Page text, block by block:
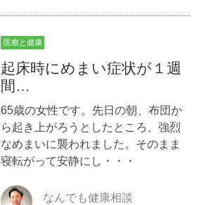
医療と健康
起床時にめまい症状が１週
間…
65歳の女性です。先日の朝、布団か
ら起き上がろうとしたところ、強烈
なめまいに襲われました。そのまま
寝転がって安静にし・・・
なんでも健康相談